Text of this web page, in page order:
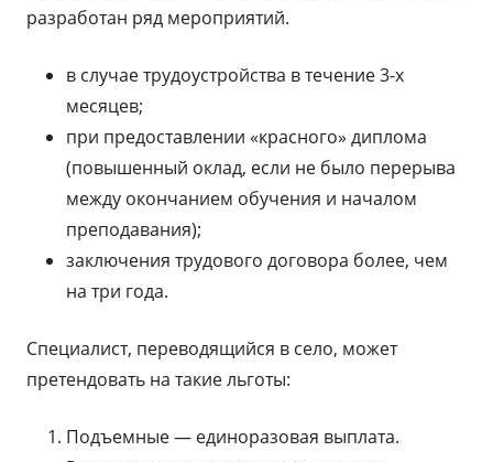
разработан ряд мероприятий.
в случае трудоустройства в течение 3-х
месяцев;
при предоставлении «красного» диплома
(повышенный оклад, если не было перерыва
между окончанием обучения и началом
преподавания);
заключения трудового договора более, чем
на три года.
Специалист, переводящийся в село, может
претендовать на такие льготы:
Подъемные — единоразовая выплата.